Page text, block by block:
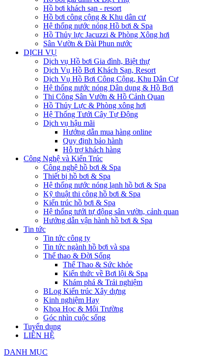
Hồ bơi khách sạn - resort
Hồ bơi công cộng & Khu dân cư
Hệ thống nước nóng Hồ bơi & Spa
Hồ Thủy lực Jacuzzi & Phòng Xông hơi
Sân Vườn & Đài Phun nước
DỊCH VỤ
Dịch vụ Hồ bơi Gia đình, Biệt thự
Dịch Vụ Hồ Bơi Khách Sạn, Resort
Dịch Vụ Hồ Bơi Công Cộng, Khu Dân Cư
Hệ thống nước nóng Dân dụng & Hồ Bơi
Thi Công Sân Vườn & Hồ Cảnh Quan
Hồ Thủy Lực & Phòng xông hơi
Hệ Thống Tưới Cây Tự Động
Dịch vụ hậu mãi
Hướng dẫn mua hàng online
Quy định bảo hành
Hỗ trợ khách hàng
Công Nghệ và Kiến Trúc
Công nghệ hồ bơi & Spa
Thiết bị hồ bơi & Spa
Hệ thống nước nóng lạnh hồ bơi & Spa
Kỹ thuật thi công hồ bơi & Spa
Kiến trúc hồ bơi & Spa
Hệ thống tưới tự động sân vườn, cảnh quan
Hướng dẫn vận hành hồ bơi & Spa
Tin tức
Tin tức công ty
Tin tức ngành hồ bơi và spa
Thể thao & Đời Sống
Thể Thao & Sức khỏe
Kiến thức về Bơi lội & Spa
Khám phá & Trải nghiệm
BLog Kiến trúc Xây dựng
Kinh nghiệm Hay
Khoa Học & Môi Trường
Góc nhìn cuộc sống
Tuyển dụng
LIÊN HỆ
DANH MỤC